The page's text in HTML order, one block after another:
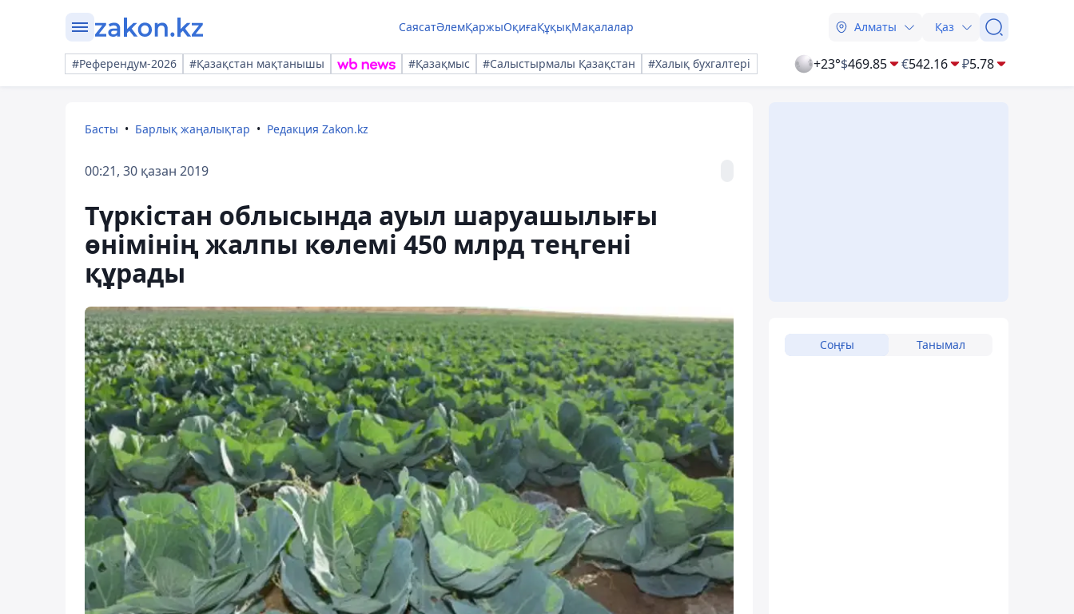
СаясатӘлемҚаржыОқиғаҚұқықМақалалар Алматы Қаз
#Референдум-2026 #Қазақстан мақтанышы #Қазақмыс #Салыстырмалы Қазақстан #Халық бухгалтері +23°$469.85 €542.16 ₽5.78
Басты Барлық жаңалықтар Редакция Zakon.kz
00:21, 30 қазан 2019
Түркістан облысында ауыл шаруашылығы
өнімінің жалпы көлемі 450 млрд теңгені
құрады
Соңғы Танымал